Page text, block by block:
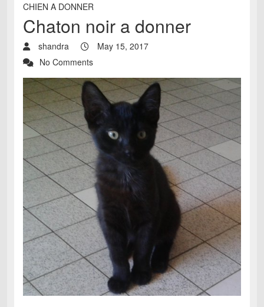
CHIEN A DONNER
Chaton noir a donner
shandra
May 15, 2017
No Comments